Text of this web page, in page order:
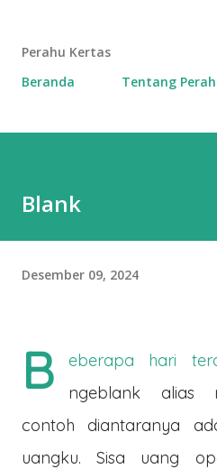
Perahu Kertas
Beranda
Tentang
Blank
Desember 09, 2024
B
eberapa hari
ngeblank alias
contoh diantaranya
uangku. Sisa uang